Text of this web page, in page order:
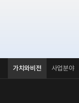
가치와비전 사업분야